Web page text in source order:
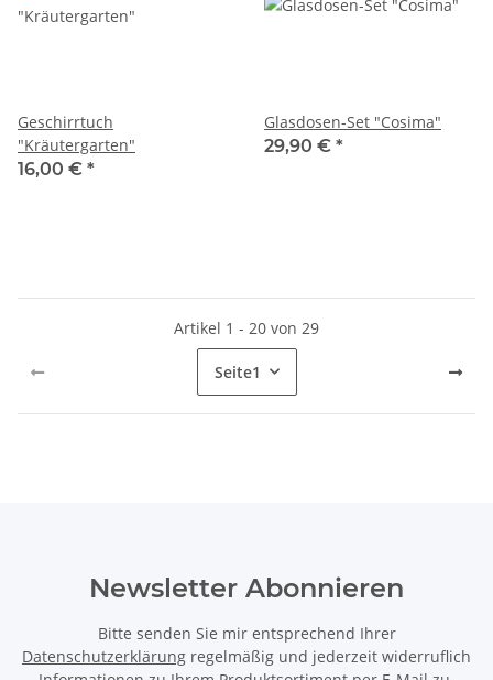
Geschirrtuch
"Kräutergarten"
16,00 € *
Glasdosen-Set "Cosima"
29,90 € *
Artikel 1 - 20 von 29
Seite1
Newsletter Abonnieren
Bitte senden Sie mir entsprechend Ihrer
Datenschutzerklärung regelmäßig und jederzeit widerruflich